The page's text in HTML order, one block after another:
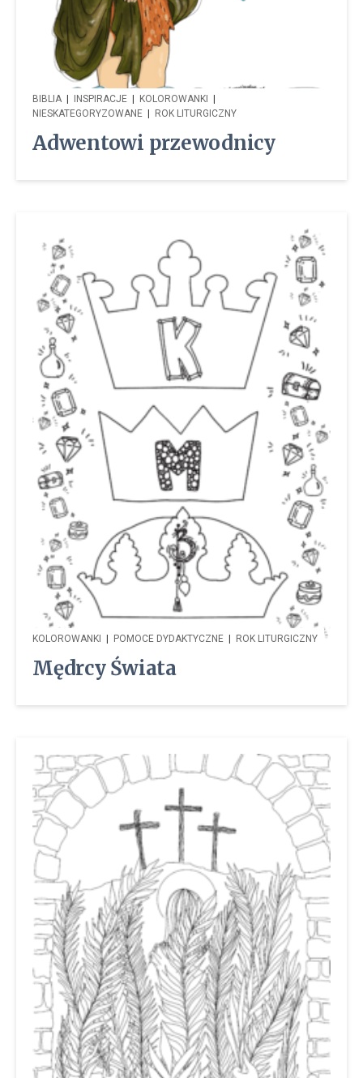
BIBLIA | INSPIRACJE | KOLOROWANKI |
NIESKATEGORYZOWANE | ROK LITURGICZNY
Adwentowi przewodnicy
KOLOROWANKI | POMOCE DYDAKTYCZNE | ROK LITURGICZNY
Mędrcy Świata